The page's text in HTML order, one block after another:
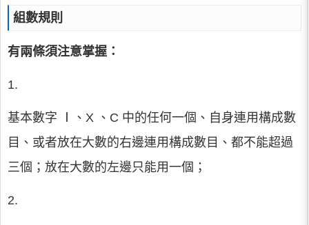
組數規則
有兩條須注意掌握：
1.
基本數字 Ⅰ、X 、C 中的任何一個、自身連用構成數
目、或者放在大數的右邊連用構成數目、都不能超過
三個；放在大數的左邊只能用一個；
2.